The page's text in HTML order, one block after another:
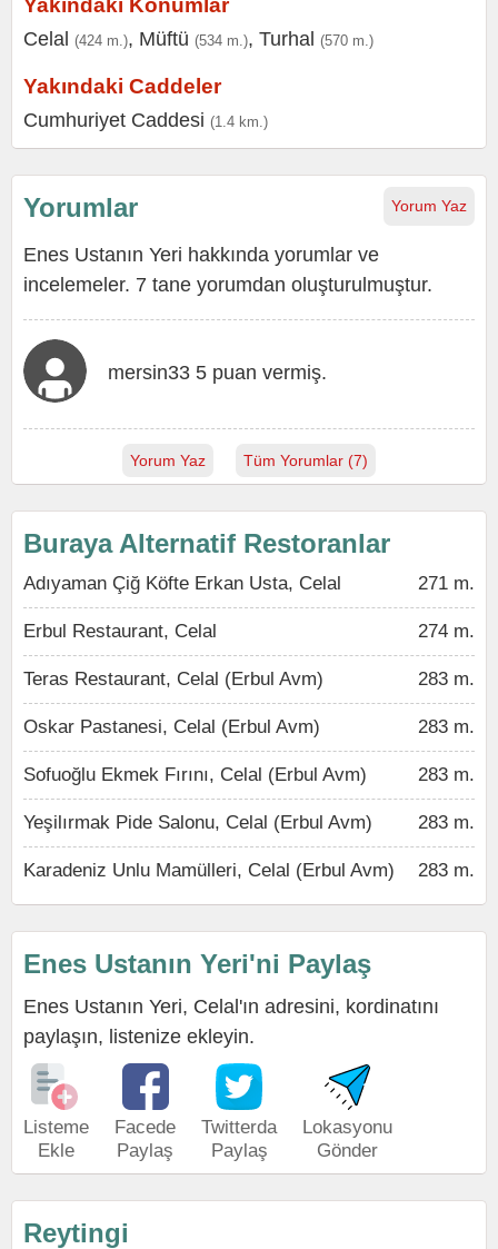
Yakındaki Konumlar
Celal (424 m.), Müftü (534 m.), Turhal (570 m.)
Yakındaki Caddeler
Cumhuriyet Caddesi (1.4 km.)
Yorum Yaz
Yorumlar
Enes Ustanın Yeri hakkında yorumlar ve
incelemeler. 7 tane yorumdan oluşturulmuştur.
mersin33 5 puan vermiş.
Yorum Yaz Tüm Yorumlar (7)
Buraya Alternatif Restoranlar
Adıyaman Çiğ Köfte Erkan Usta, Celal 271 m.
Erbul Restaurant, Celal 274 m.
Teras Restaurant, Celal (Erbul Avm) 283 m.
Oskar Pastanesi, Celal (Erbul Avm) 283 m.
Sofuoğlu Ekmek Fırını, Celal (Erbul Avm) 283 m.
Yeşilırmak Pide Salonu, Celal (Erbul Avm) 283 m.
Karadeniz Unlu Mamülleri, Celal (Erbul Avm) 283 m.
Enes Ustanın Yeri'ni Paylaş
Enes Ustanın Yeri, Celal'ın adresini, kordinatını
paylaşın, listenize ekleyin.
Listeme
Ekle
Facede
Paylaş
Twitterda
Paylaş
Lokasyonu
Gönder
Reytingi